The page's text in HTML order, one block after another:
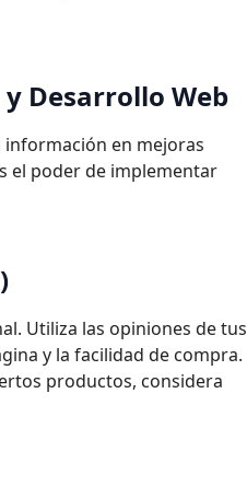
y DesarrolloWeb
información en mejoras
el poder de implementar
Utiliza las opiniones de tus
y la facilidad de compra.
productos, considera